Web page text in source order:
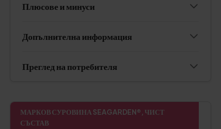
Плюсове и минуси
Допълнителна информация
Преглед на потребителя
МАРКОВ СУРОВИНА SEAGARDEN®, ЧИСТ
СЪСТАВ